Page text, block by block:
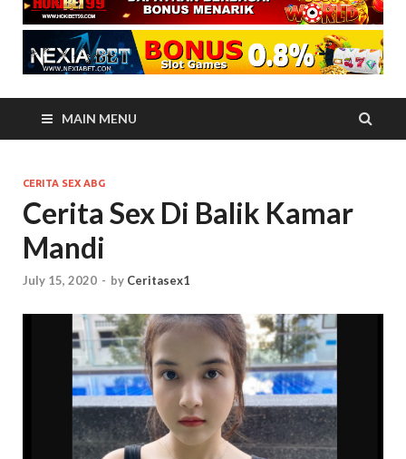
MAIN MENU
CERITA SEX ABG
Cerita Sex Di Balik Kamar
Mandi
July 15, 2020 - by Ceritasex1